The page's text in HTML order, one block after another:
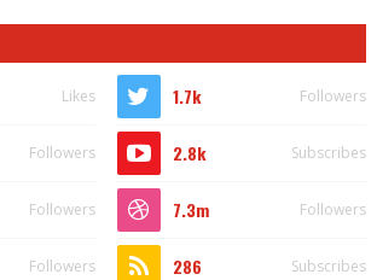
Likes 1.7k Followers
Followers 2.8k Subscribes
Followers 7.3m Followers
Followers 286 Subscribes